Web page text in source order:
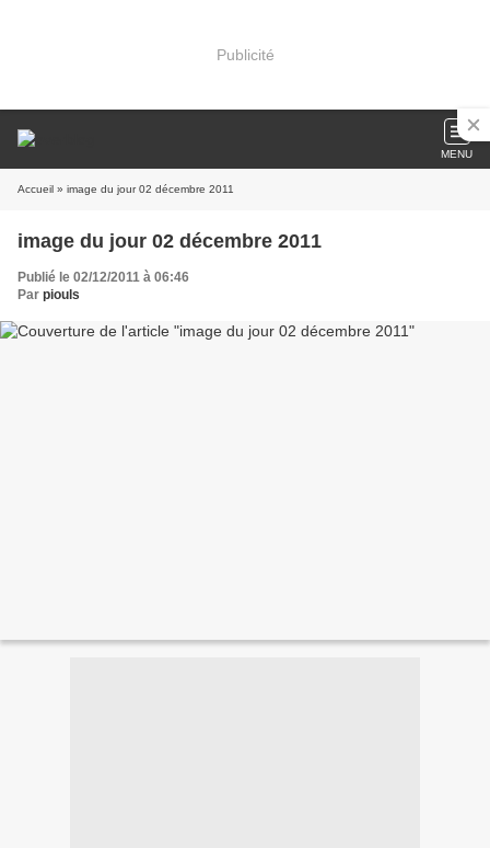
Publicité
MENU
Accueil » image du jour 02 décembre 2011
image du jour 02 décembre 2011
Publié le 02/12/2011 à 06:46
Par piouls